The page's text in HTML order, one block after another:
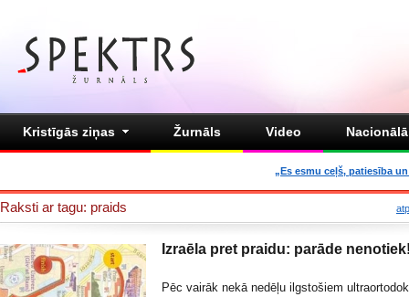
Kristīgās ziņas Žurnāls Video
„Es esmu ceļš, patiesība
Raksti ar tagu: praids
Izraēla pret praidu: parāde
Pēc vairāk nekā nedēļu ilgstošiem